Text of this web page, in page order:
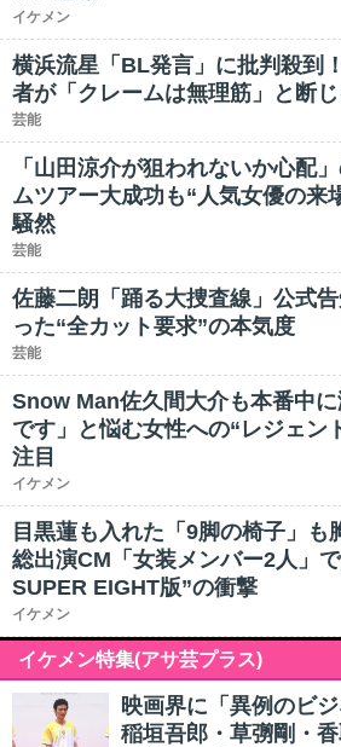
イケメン
横浜流星「BL発言」に批判殺到
者が「クレームは無理筋」と断
芸能
「山田涼介が狙われないか心配
ムツアー大成功も“人気女優の来
騒然
芸能
佐藤二朗「踊る大捜査線」公式
った“全カット要求”の本気度
芸能
Snow Man佐久間大介も本番中
です」と悩む女性への“レジェン
注目
イケメン
目黒蓮も入れた「9脚の椅子」
総出演CM「女装メンバー2人」
SUPER EIGHT版”の衝撃
イケメン
イケメン特集(アサ芸プラス)
映画界に「異例のビ
稲垣吾郎・草彅剛・